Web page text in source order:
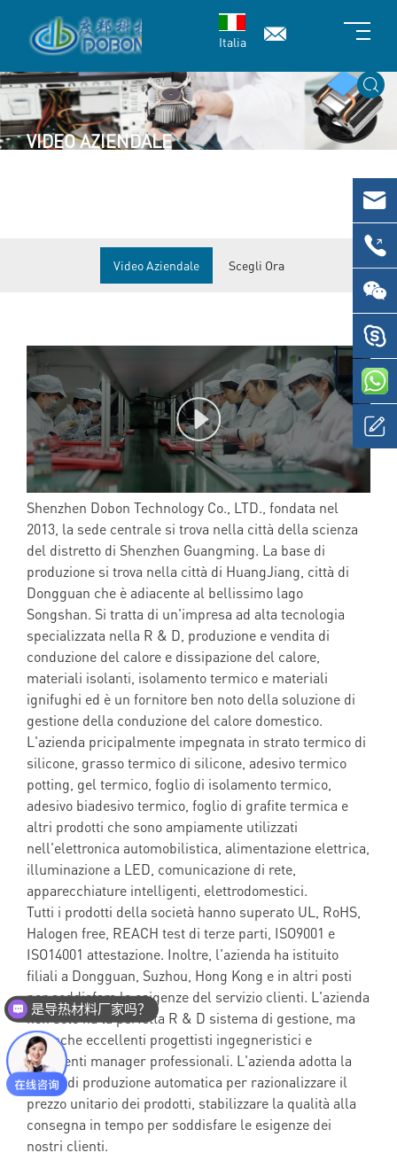
Italia
VIDEO AZIENDALE
Video Aziendale Scegli Ora
Shenzhen Dobon Technology Co., LTD., fondata nel
2013, la sede centrale si trova nella città della scienza
del distretto di Shenzhen Guangming. La base di
produzione si trova nella città di HuangJiang, città di
Dongguan che è adiacente al bellissimo lago
Songshan. Si tratta di un'impresa ad alta tecnologia
specializzata nella R & D, produzione e vendita di
conduzione del calore e dissipazione del calore,
materiali isolanti, isolamento termico e materiali
ignifughi ed è un fornitore ben noto della soluzione di
gestione della conduzione del calore domestico.
L'azienda pricipalmente impegnata in strato termico di
silicone, grasso termico di silicone, adesivo termico
potting, gel termico, foglio di isolamento termico,
adesivo biadesivo termico, foglio di grafite termica e
altri prodotti che sono ampiamente utilizzati
nell'elettronica automobilistica, alimentazione elettrica,
illuminazione a LED, comunicazione di rete,
apparecchiature intelligenti, elettrodomestici.
Tutti i prodotti della società hanno superato UL, RoHS,
Halogen free, REACH test di terze parti, ISO9001 e
ISO14001 attestazione. Inoltre, l'azienda ha istituito
filiali a Dongguan, Suzhou, Hong Kong e in altri posti
per soddisfare le esigenze del servizio clienti. L'azienda
non solo ha la perfetta R & D sistema di gestione, ma
ha anche eccellenti progettisti ingegneristici e
eccellenti manager professionali. L'azienda adotta la
forma di produzione automatica per razionalizzare il
prezzo unitario dei prodotti, stabilizzare la qualità alla
consegna in tempo per soddisfare le esigenze dei
nostri clienti.
是导热材料厂家吗？